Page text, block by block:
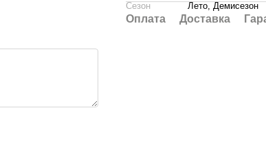
Сезон
Лето, Демисезон
Оплата Доставка